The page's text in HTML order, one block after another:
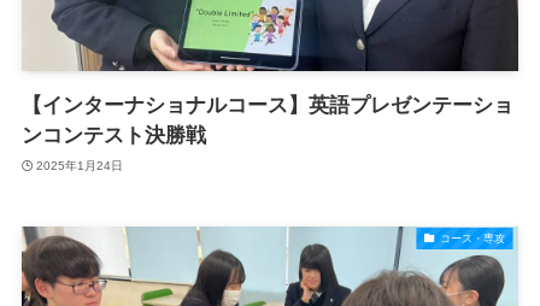
【インターナショナルコース】英語プレゼンテーショ
ンコンテスト決勝戦
2025年1月24日
コース・専攻